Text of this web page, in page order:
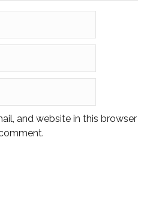
and website in this browser